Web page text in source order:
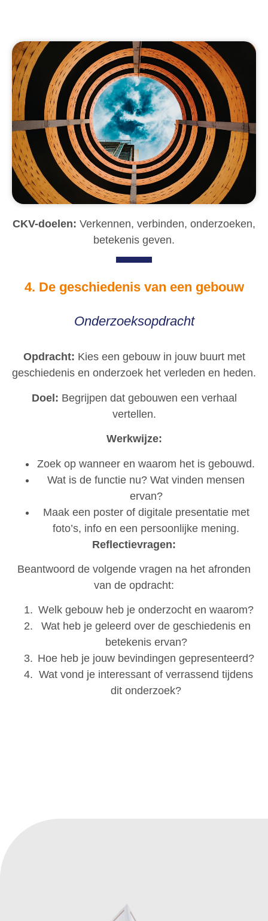
CKV-doelen: Verkennen, verbinden, onderzoeken,
betekenis geven.
4. De geschiedenis van een gebouw
Onderzoeksopdracht
Opdracht: Kies een gebouw in jouw buurt met
geschiedenis en onderzoek het verleden en heden.
Doel: Begrijpen dat gebouwen een verhaal
vertellen.
Werkwijze:
Zoek op wanneer en waarom het is gebouwd.
Wat is de functie nu? Wat vinden mensen
ervan?
Maak een poster of digitale presentatie met
foto’s, info en een persoonlijke mening.
Reflectievragen:
Beantwoord de volgende vragen na het afronden
van de opdracht:
Welk gebouw heb je onderzocht en waarom?
Wat heb je geleerd over de geschiedenis en
betekenis ervan?
Hoe heb je jouw bevindingen gepresenteerd?
Wat vond je interessant of verrassend tijdens
dit onderzoek?